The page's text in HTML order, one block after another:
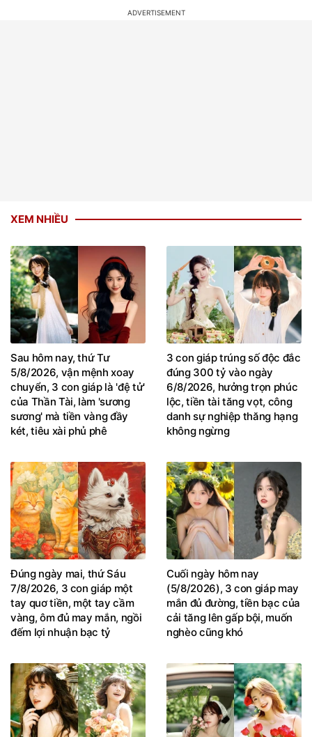
XEM NHIỀU
Sau hôm nay, thứ Tư
5/8/2026, vận mệnh xoay
chuyển, 3 con giáp là 'đệ tử'
của Thần Tài, làm 'sương
sương' mà tiền vàng đầy
két, tiêu xài phủ phê
3 con giáp trúng số độc đắc
đúng 300 tỷ vào ngày
6/8/2026, hưởng trọn phúc
lộc, tiền tài tăng vọt, công
danh sự nghiệp thăng hạng
không ngừng
Đúng ngày mai, thứ Sáu
7/8/2026, 3 con giáp một
tay quơ tiền, một tay cầm
vàng, ôm đủ may mắn, ngồi
đếm lợi nhuận bạc tỷ
Cuối ngày hôm nay
(5/8/2026), 3 con giáp may
mắn đủ đường, tiền bạc của
cải tăng lên gấp bội, muốn
nghèo cũng khó